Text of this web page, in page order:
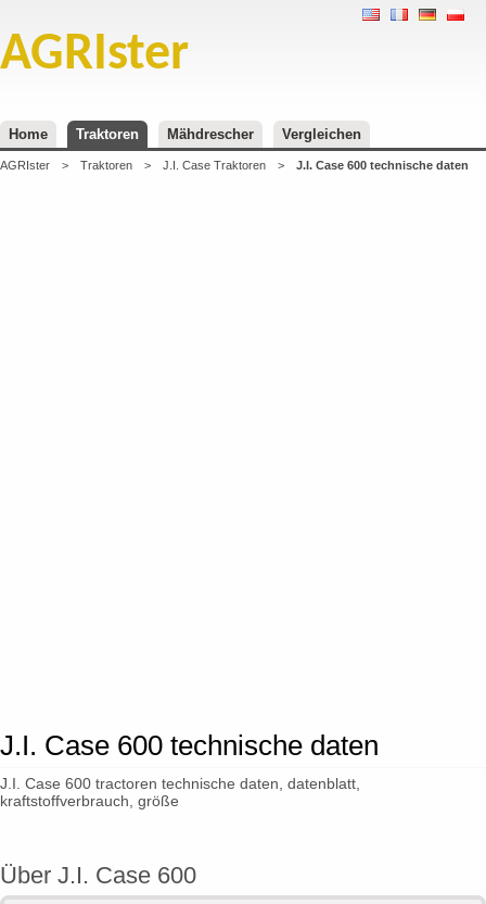
AGRIster
Home Traktoren Mähdrescher Vergleichen
AGRIster > Traktoren > J.I. Case Traktoren > J.I. Case 600 technische daten
J.I. Case 600 technische daten
J.I. Case 600 tractoren technische daten, datenblatt,
kraftstoffverbrauch, größe
Über J.I. Case 600